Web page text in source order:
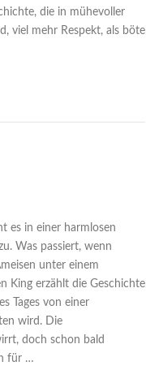
die in mühevoller
viel mehr Respekt, als böte
es in einer harmlosen
Was passiert, wenn
unter einem
King erzählt die Geschichte
Tages von einer
wird. Die
doch schon bald
für …